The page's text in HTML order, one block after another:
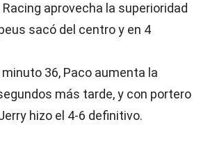
aprovecha la superioridad
sacó del centro y en 4
36, Paco aumenta la
más tarde, y con portero
hizo el 4-6 definitivo.